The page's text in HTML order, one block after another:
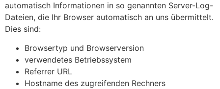
automatisch Informationen in so genannten Server-Log-
Dateien, die Ihr Browser automatisch an uns übermittelt.
Dies sind:
Browsertyp und Browserversion
verwendetes Betriebssystem
Referrer URL
Hostname des zugreifenden Rechners